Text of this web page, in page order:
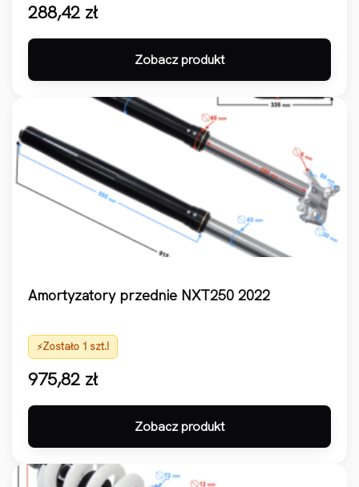
288,42 zł
Zobacz produkt
Amortyzatory przednie NXT250 2022
Zostało 1 szt.!
975,82 zł
Zobacz produkt